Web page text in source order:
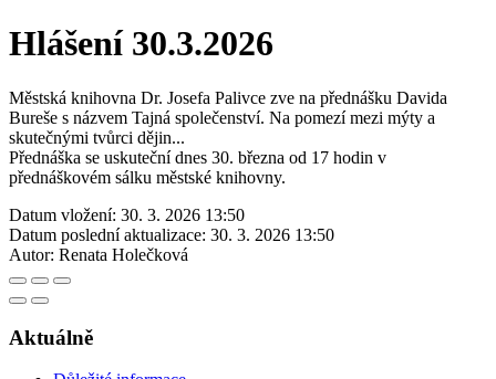
Hlášení 30.3.2026
Městská knihovna Dr. Josefa Palivce zve na přednášku Davida
Bureše s názvem Tajná společenství. Na pomezí mezi mýty a
skutečnými tvůrci dějin...
Přednáška se uskuteční dnes 30. března od 17 hodin v
přednáškovém sálku městské knihovny.
Datum vložení: 30. 3. 2026 13:50
Datum poslední aktualizace: 30. 3. 2026 13:50
Autor: Renata Holečková
Aktuálně